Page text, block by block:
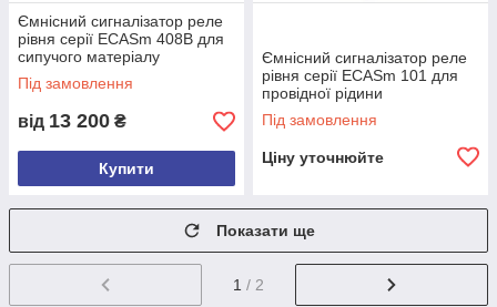
Ємнісний сигналізатор реле
рівня серії ECASm 408B для
сипучого матеріалу
Під замовлення
від 13 200 ₴
Купити
Ємнісний сигналізатор реле
рівня серії ECASm 101 для
провідної рідини
Під замовлення
Ціну уточнюйте
Показати ще
1 / 2